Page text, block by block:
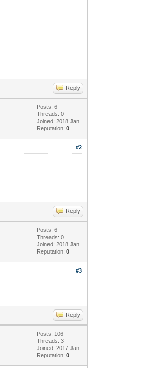
Reply
Posts: 6
Threads: 0
Joined: 2018 Jan
Reputation:0
#2
Reply
Posts: 6
Threads: 0
Joined: 2018 Jan
Reputation:0
#3
Reply
Posts: 106
Threads: 3
Joined: 2017 Jan
Reputation:0